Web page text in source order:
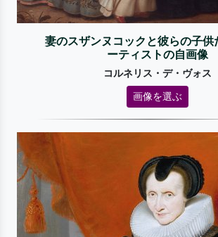
妻のスザンヌコックと彼らの子供
ーティストの自画像
コルネリス・デ・ヴォス
画像を選ぶ